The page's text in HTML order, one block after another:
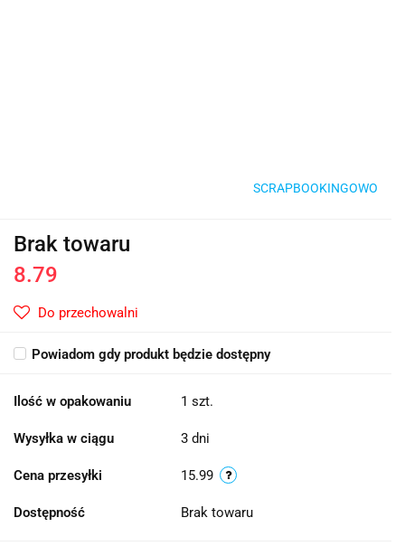
SCRAPBOOKINGOWO
Brak towaru
8.79
Do przechowalni
Powiadom gdy produkt będzie dostępny
Ilość w opakowaniu 1 szt.
Wysyłka w ciągu 3 dni
Cena przesyłki 15.99
Dostępność Brak towaru